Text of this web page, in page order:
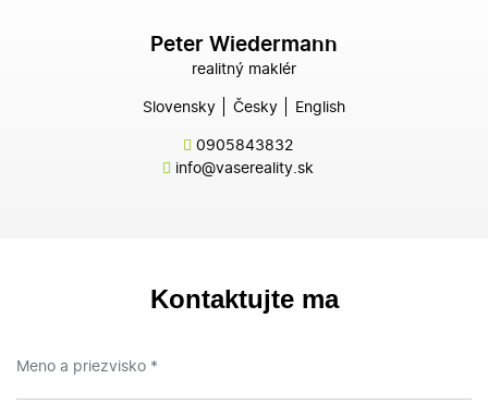
Peter Wiedermann
realitný maklér
Slovensky Česky English
0905843832
info@vasereality.sk
Kontaktujte ma